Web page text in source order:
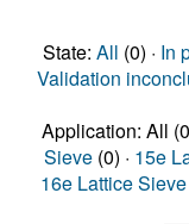
State: All (0) · In
Validation
Application: All
Sieve (0) · 15e
16e Lattice